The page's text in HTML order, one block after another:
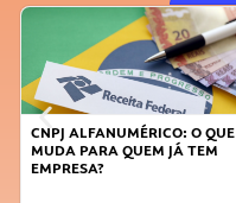
DICAS PARA OBTER CRÉDITO